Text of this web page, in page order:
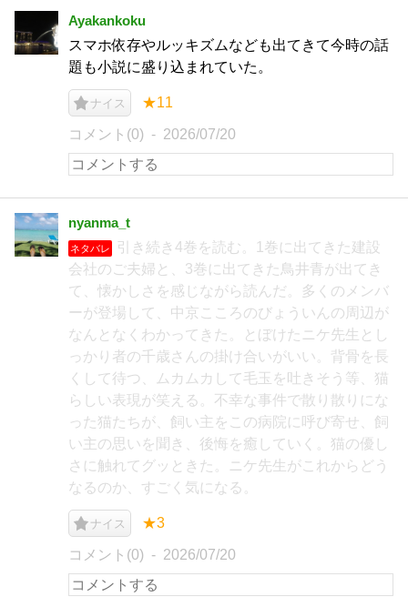
Ayakankoku
スマホ依存やルッキズムなども出てきて今時の話
題も小説に盛り込まれていた。
ナイス ★11
コメント(0) 2026/07/20
nyanma_t
ネタバレ
引き続き4巻を読む。1巻に出てきた建設
会社のご夫婦と、3巻に出てきた鳥井青が出てき
て、懐かしさを感じながら読んだ。多くのメンバ
ーが登場して、中京こころのびょういんの周辺が
なんとなくわかってきた。とぼけたニケ先生とし
っかり者の千歳さんの掛け合いがいい。背骨を長
くして待つ、ムカムカして毛玉を吐きそう等、猫
らしい表現が笑える。不幸な事件で散り散りにな
った猫たちが、飼い主をこの病院に呼び寄せ、飼
い主の思いを聞き、後悔を癒していく。猫の優し
さに触れてグッときた。ニケ先生がこれからどう
なるのか、すごく気になる。
ナイス ★3
コメント(0) 2026/07/20